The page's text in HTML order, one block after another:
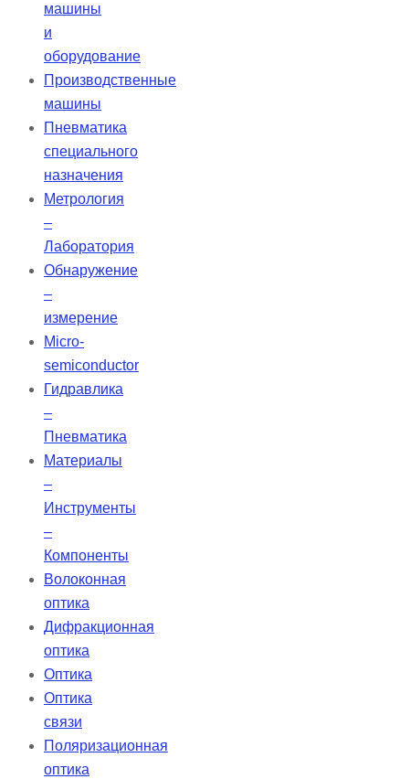
машины
и
оборудование
Производственные
машины
Пневматика
специального
назначения
Метрология
–
Лаборатория
Обнаружение
–
измерение
Micro-
semiconductor
Гидравлика
–
Пневматика
Материалы
–
Инструменты
–
Компоненты
Волоконная
оптика
Дифракционная
оптика
Оптика
Оптика
связи
Поляризационная
оптика